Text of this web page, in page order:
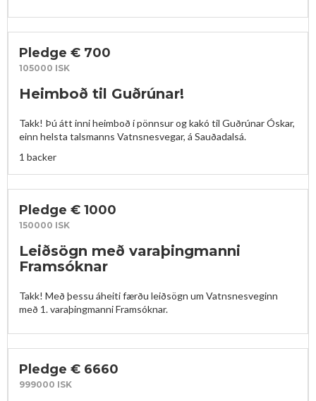
Pledge € 700
105000 ISK
Heimboð til Guðrúnar!
Takk! Þú átt inni heimboð í pönnsur og kakó til Guðrúnar Óskar,
einn helsta talsmanns Vatnsnesvegar, á Sauðadalsá.
1 backer
Pledge € 1000
150000 ISK
Leiðsögn með varaþingmanni
Framsóknar
Takk! Með þessu áheiti færðu leiðsögn um Vatnsnesveginn
með 1. varaþingmanni Framsóknar.
Pledge € 6660
999000 ISK